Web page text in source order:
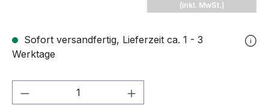
(inkl. MwSt.)
Sofort versandfertig, Lieferzeit ca. 1 - 3
Werktage
Produkt Anzahl: Gib den